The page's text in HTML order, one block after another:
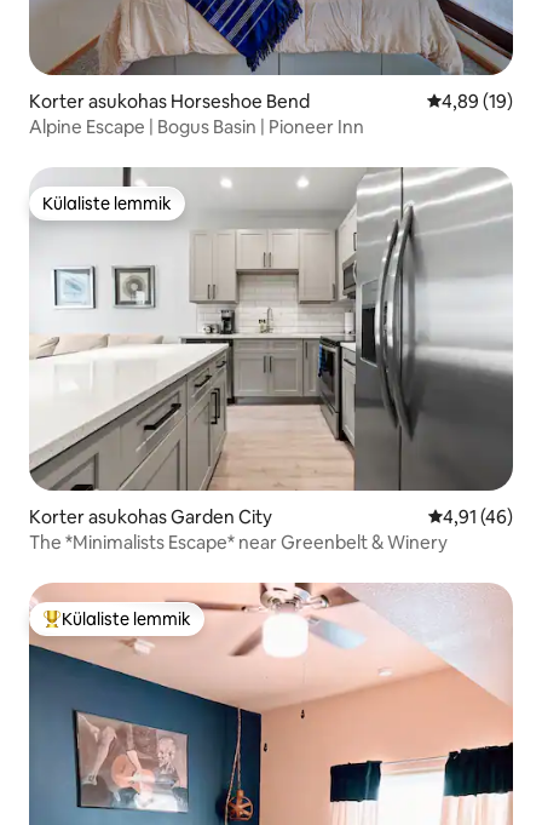
Korter asukohas Horseshoe Bend Keskmine
4,89 (19)
Alpine Escape | Bogus Basin | Pioneer Inn
Külaliste lemmik
Külaliste lemmik
Korter asukohas Garden City Keskmine
4,91 (46)
The *Minimalists Escape* near Greenbelt & Winery
Külaliste suur lemmik
Külaliste lemmik